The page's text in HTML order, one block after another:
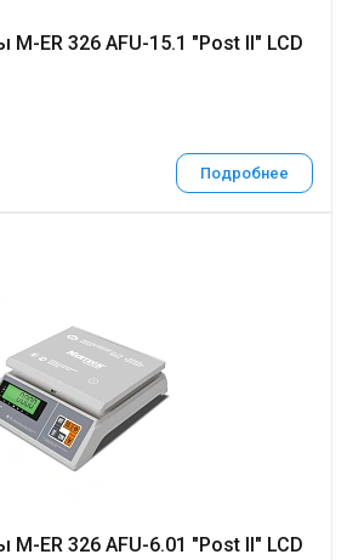
ER 326 AFU-15.1 "Post II" LCD
Подробнее
ER 326 AFU-6.01 "Post II" LCD